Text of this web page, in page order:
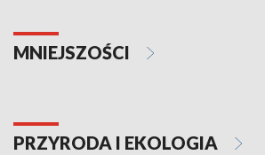
MNIEJSZOŚCI
PRZYRODA I EKOLOGIA